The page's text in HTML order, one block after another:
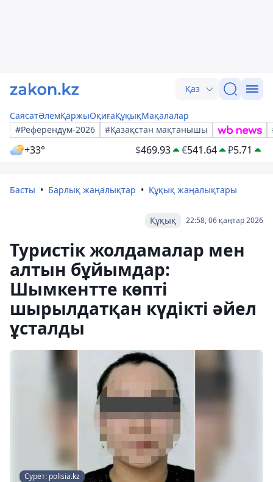
Қаз
СаясатӘлемҚаржыОқиғаҚұқықМақалалар
#Референдум-2026
#Қазақстан мақтанышы
+33° $469.93 €541.64 ₽5.71
Басты Барлық жаңалықтар Құқық жаңалықтары
22:58, 06 қаңтар 2026
Құқық
Туристік жолдамалар мен
алтын бұйымдар:
Шымкентте көпті
шырылдатқан күдікті әйел
ұсталды
Сурет: polisia.kz